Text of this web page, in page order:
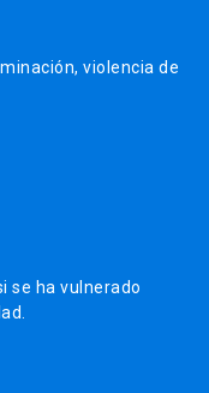
violencia de
se ha vulnerado